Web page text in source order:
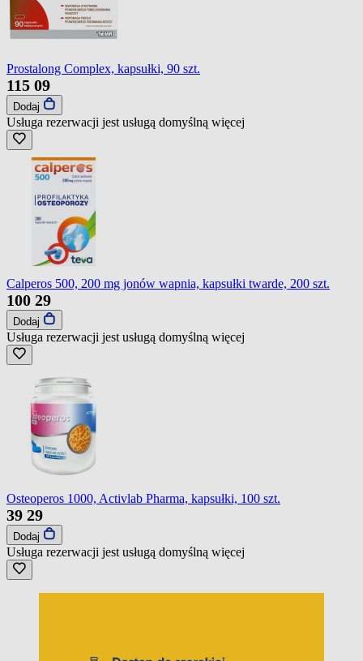
Prostalong Complex, kapsułki, 90 szt.
115 09
Dodaj
Usługa rezerwacji jest usługą domyślną więcej
Calperos 500, 200 mg jonów wapnia, kapsułki twarde, 200 szt.
100 29
Dodaj
Usługa rezerwacji jest usługą domyślną więcej
Osteoperos 1000, Activlab Pharma, kapsułki, 100 szt.
39 29
Dodaj
Usługa rezerwacji jest usługą domyślną więcej